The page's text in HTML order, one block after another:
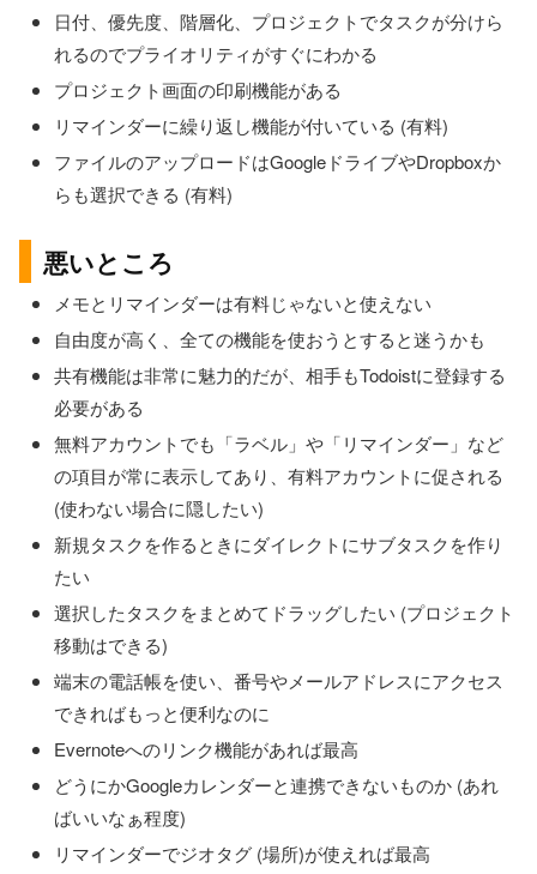
日付、優先度、階層化、プロジェクトでタスクが分けら
れるのでプライオリティがすぐにわかる
プロジェクト画面の印刷機能がある
リマインダーに繰り返し機能が付いている (有料)
ファイルのアップロードはGoogleドライブやDropboxか
らも選択できる (有料)
悪いところ
メモとリマインダーは有料じゃないと使えない
自由度が高く、全ての機能を使おうとすると迷うかも
共有機能は非常に魅力的だが、相手もTodoistに登録する
必要がある
無料アカウントでも「ラベル」や「リマインダー」など
の項目が常に表示してあり、有料アカウントに促される
(使わない場合に隠したい)
新規タスクを作るときにダイレクトにサブタスクを作り
たい
選択したタスクをまとめてドラッグしたい (プロジェクト
移動はできる)
端末の電話帳を使い、番号やメールアドレスにアクセス
できればもっと便利なのに
Evernoteへのリンク機能があれば最高
どうにかGoogleカレンダーと連携できないものか (あれ
ばいいなぁ程度)
リマインダーでジオタグ (場所)が使えれば最高